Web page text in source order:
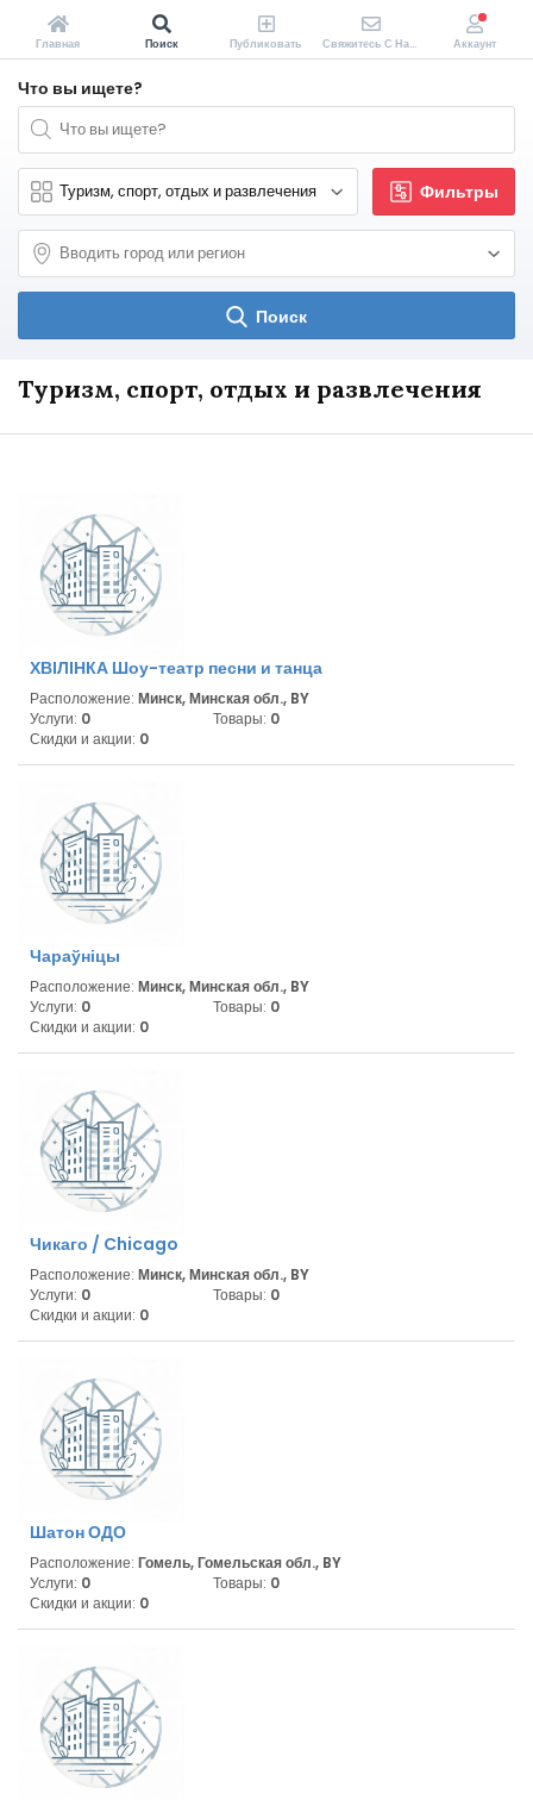
Что вы ищете?
Фильтры
Поиск
Туризм, спорт, отдых и развлечения
ХВIЛIНКА Шоу-театр песни и танца
Расположение: Минск, Минская обл., BY
Услуги: 0 Товары: 0
Скидки и акции: 0
Чараўніцы
Расположение: Минск, Минская обл., BY
Услуги: 0 Товары: 0
Скидки и акции: 0
Чикаго / Chicago
Расположение: Минск, Минская обл., BY
Услуги: 0 Товары: 0
Скидки и акции: 0
Шатон ОДО
Расположение: Гомель, Гомельская обл., BY
Услуги: 0 Товары: 0
Скидки и акции: 0
Главная Поиск Публиковать Свяжитесь С Нами Аккаунт